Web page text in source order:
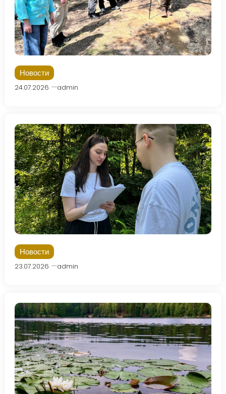
Новости
24.07.2026 admin
Новости
23.07.2026 admin